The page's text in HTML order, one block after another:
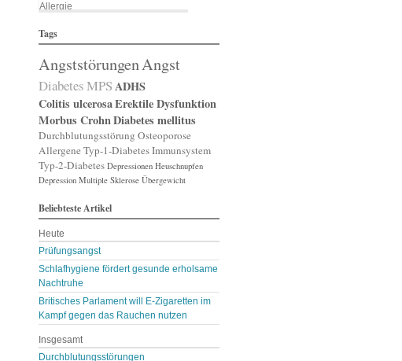
Allergie
Allergischer Schnupfen
Alzheimer
Amputation
Angst
Angststörung
Angststörungen
App
Arterienverengung
Arteriosklerose
Arthritis
Arthrose
Asthma
Augenerkrankungen
Autismus
Bakterien
Bakterienansiedlung
Ballast-Stoffe
Bauchschmerzen
Biomarker
Blähungen
Blasen- oder Lungenent …
Blasenschwäche
Blutdruck
Tags
AngststörungenAngst
DiabetesMPSADHS
Colitis ulcerosaErektile Dysfunktion
Morbus CrohnDiabetes mellitus
Durchblutungsstörung Osteoporose
Allergene Typ-1-DiabetesImmunsystem
Typ-2-Diabetes Depressionen Heuschnupfen
Depression Multiple Sklerose Übergewicht
Beliebteste Artikel
Heute
Prüfungsangst
Schlafhygiene fördert gesunde erholsame
Nachtruhe
Britisches Parlament will E-Zigaretten im
Kampf gegen das Rauchen nutzen
Insgesamt
Durchblutungsstörungen